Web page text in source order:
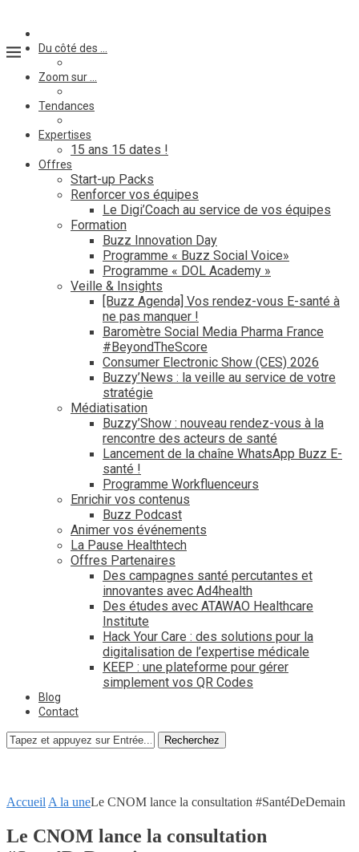
Du côté des …
Zoom sur …
Tendances
Expertises
15 ans 15 dates !
Offres
Start-up Packs
Renforcer vos équipes
Le Digi’Coach au service de vos équipes
Formation
Buzz Innovation Day
Programme « Buzz Social Voice»
Programme « DOL Academy »
Veille & Insights
[Buzz Agenda] Vos rendez-vous E-santé à
ne pas manquer !
Baromètre Social Media Pharma France
#BeyondTheScore
Consumer Electronic Show (CES) 2026
Buzzy’News : la veille au service de votre
stratégie
Médiatisation
Buzzy’Show : nouveau rendez-vous à la
rencontre des acteurs de santé
Lancement de la chaîne WhatsApp Buzz E-
santé !
Programme Workfluenceurs
Enrichir vos contenus
Buzz Podcast
Animer vos événements
La Pause Healthtech
Offres Partenaires
Des campagnes santé percutantes et
innovantes avec Ad4health
Des études avec ATAWAO Healthcare
Institute
Hack Your Care : des solutions pour la
digitalisation de l’expertise médicale
KEEP : une plateforme pour gérer
simplement vos QR Codes
Blog
Contact
Recherchez
Accueil A la uneLe CNOM lance la consultation #SantéDeDemain
Le CNOM lance la consultation